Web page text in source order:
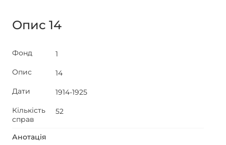
Опис 14
Фонд
1
Опис
14
Дати
1914-1925
Кількість
справ
52
Анотація